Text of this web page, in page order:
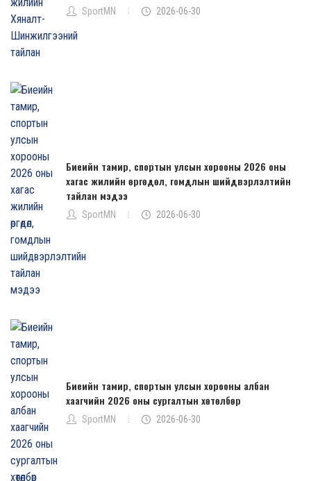
SportMN 2026-06-30
Биеийн тамир, спортын улсын хорооны 2026 оны
хагас жилийн өргөдөл, гомдлын шийдвэрлэлтийн
тайлан мэдээ
SportMN 2026-06-30
Биеийн тамир, спортын улсын хорооны албан
хаагчийн 2026 оны сургалтын хөтөлбөр
SportMN 2026-06-30